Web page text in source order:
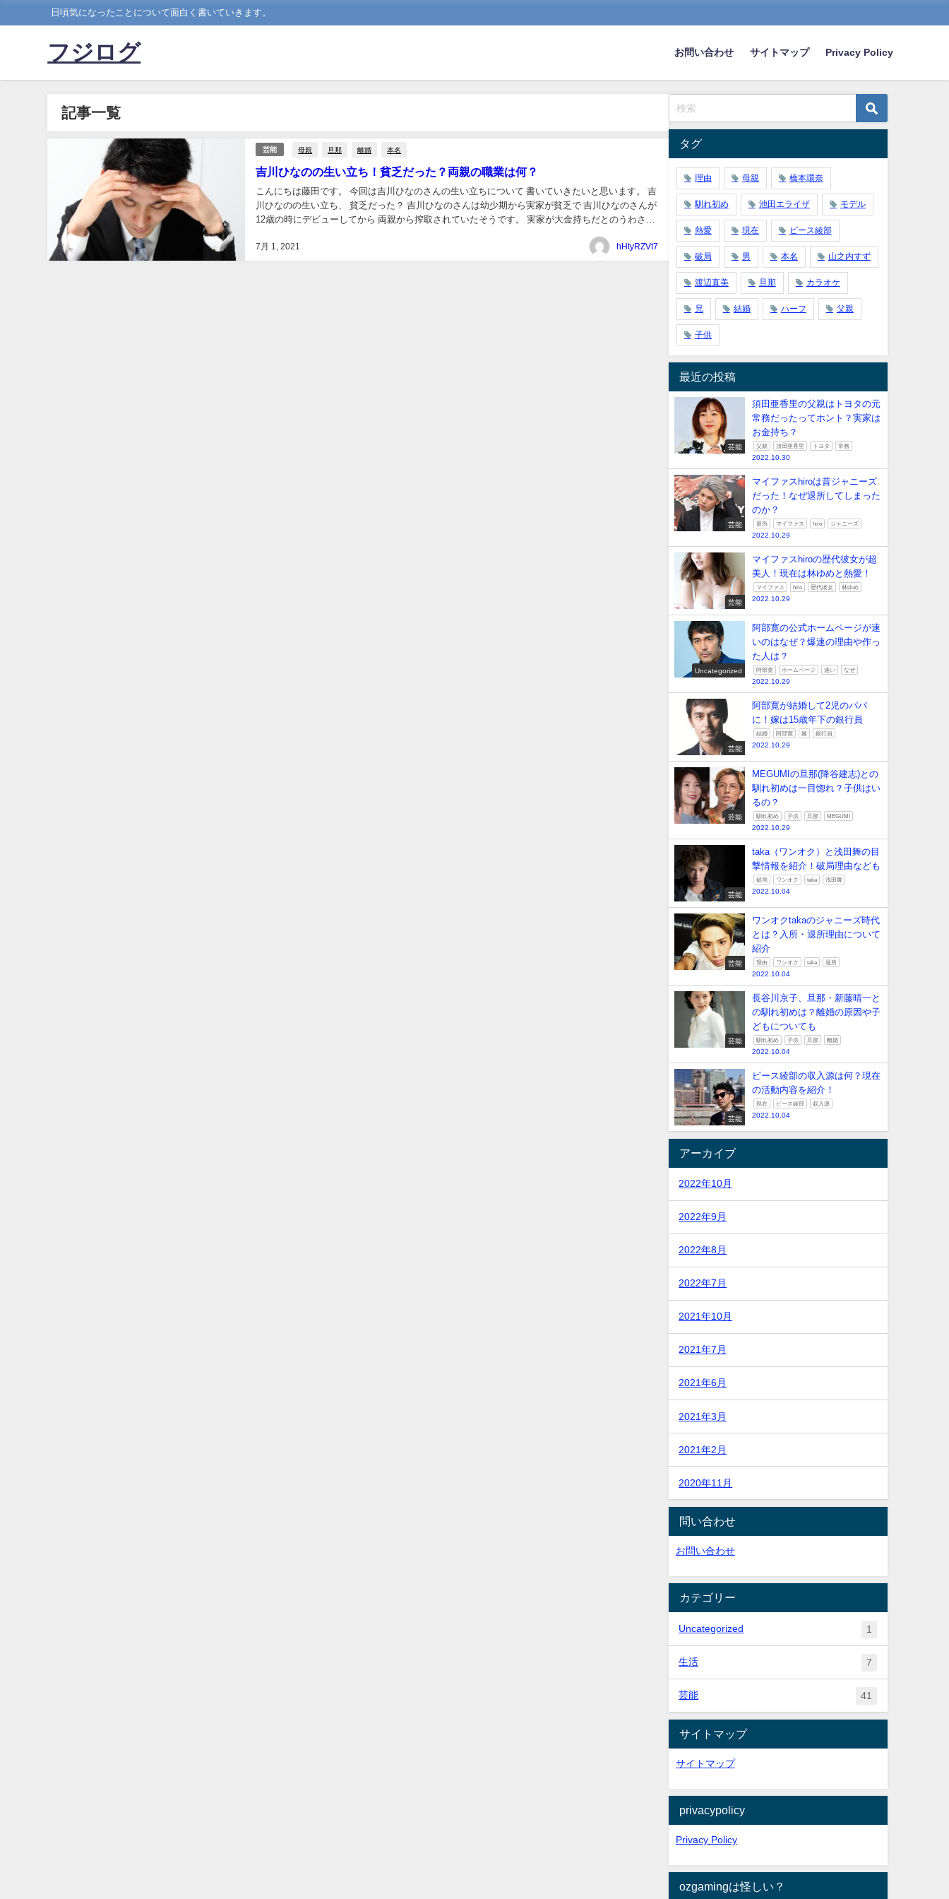
日頃気になったことについて面白く書いていきます。
フジログ お問い合わせ サイトマップ Privacy Policy
記事一覧
芸能 母親 旦那 離婚 本名
吉川ひなのの生い立ち！貧乏だった？両親の職業は何？
7月 1, 2021
こんにちは藤田です。 今回は吉川ひなのさんの生い立ちについて 書いていきたいと思います。 吉
川ひなのの生い立ち、 貧乏だった？ 吉川ひなのさんは幼少期から実家が貧乏で 吉川ひなのさんが
12歳の時にデビューしてから 両親から搾取されていたそうです。 実家が大金持ちだとのうわさも
hHtyRZVt7
タグ
理由 母親 橋本環奈
馴れ初め 池田エライザ モデル
熱愛 現在 ピース綾部
破局 男 本名 山之内すず
渡辺直美 旦那 カラオケ
兄 結婚 ハーフ 父親
子供
最近の投稿
芸能
須田亜香里の父親はトヨタの元
常務だったってホント？実家は
お金持ち？
父親 須田亜香里 トヨタ 常務
2022.10.30
芸能
マイファスhiroは昔ジャニーズ
だった！なぜ退所してしまった
のか？
退所 マイファス hiro ジャニーズ
2022.10.29
芸能
マイファスhiroの歴代彼女が超
美人！現在は林ゆめと熱愛！
マイファス hiro 歴代彼女 林ゆめ
2022.10.29
Uncategorized
阿部寛の公式ホームページが速
いのはなぜ？爆速の理由や作っ
た人は？
阿部寛 ホームページ 速い なぜ
2022.10.29
芸能
阿部寛が結婚して2児のパパ
に！嫁は15歳年下の銀行員
結婚 阿部寛 嫁 銀行員
2022.10.29
芸能
MEGUMIの旦那(降谷建志)との
馴れ初めは一目惚れ？子供はい
るの？
馴れ初め 子供 旦那 MEGUMI
2022.10.29
芸能
taka（ワンオク）と浅田舞の目
撃情報を紹介！破局理由なども
破局 ワンオク taka 浅田舞
2022.10.04
芸能
ワンオクtakaのジャニーズ時代
とは？入所・退所理由について
紹介
理由 ワンオク taka 退所
2022.10.04
芸能
長谷川京子、旦那・新藤晴一と
の馴れ初めは？離婚の原因や子
どもについても
馴れ初め 子供 旦那 離婚
2022.10.04
芸能
ピース綾部の収入源は何？現在
の活動内容を紹介！
現在 ピース綾部 収入源
2022.10.04
アーカイブ
2022年10月
2022年9月
2022年8月
2022年7月
2021年10月
2021年7月
2021年6月
2021年3月
2021年2月
2020年11月
問い合わせ
お問い合わせ
カテゴリー
Uncategorized 1
生活 7
芸能 41
サイトマップ
サイトマップ
privacypolicy
Privacy Policy
ozgamingは怪しい？